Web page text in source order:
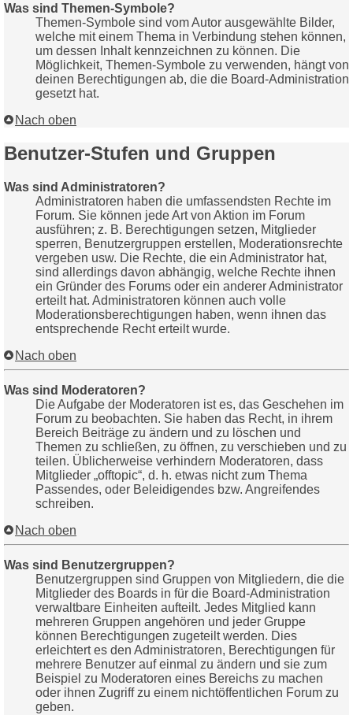
Was sind Themen-Symbole?
Themen-Symbole sind vom Autor ausgewählte Bilder,
welche mit einem Thema in Verbindung stehen können,
um dessen Inhalt kennzeichnen zu können. Die
Möglichkeit, Themen-Symbole zu verwenden, hängt von
deinen Berechtigungen ab, die die Board-Administration
gesetzt hat.
Nach oben
Benutzer-Stufen und Gruppen
Was sind Administratoren?
Administratoren haben die umfassendsten Rechte im
Forum. Sie können jede Art von Aktion im Forum
ausführen; z. B. Berechtigungen setzen, Mitglieder
sperren, Benutzergruppen erstellen, Moderationsrechte
vergeben usw. Die Rechte, die ein Administrator hat,
sind allerdings davon abhängig, welche Rechte ihnen
ein Gründer des Forums oder ein anderer Administrator
erteilt hat. Administratoren können auch volle
Moderationsberechtigungen haben, wenn ihnen das
entsprechende Recht erteilt wurde.
Nach oben
Was sind Moderatoren?
Die Aufgabe der Moderatoren ist es, das Geschehen im
Forum zu beobachten. Sie haben das Recht, in ihrem
Bereich Beiträge zu ändern und zu löschen und
Themen zu schließen, zu öffnen, zu verschieben und zu
teilen. Üblicherweise verhindern Moderatoren, dass
Mitglieder „offtopic“, d. h. etwas nicht zum Thema
Passendes, oder Beleidigendes bzw. Angreifendes
schreiben.
Nach oben
Was sind Benutzergruppen?
Benutzergruppen sind Gruppen von Mitgliedern, die die
Mitglieder des Boards in für die Board-Administration
verwaltbare Einheiten aufteilt. Jedes Mitglied kann
mehreren Gruppen angehören und jeder Gruppe
können Berechtigungen zugeteilt werden. Dies
erleichtert es den Administratoren, Berechtigungen für
mehrere Benutzer auf einmal zu ändern und sie zum
Beispiel zu Moderatoren eines Bereichs zu machen
oder ihnen Zugriff zu einem nichtöffentlichen Forum zu
geben.